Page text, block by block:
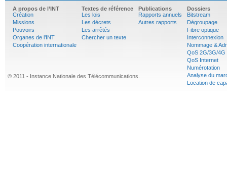
A propos de l’INT
Création
Missions
Pouvoirs
Organes de l’INT
Coopération internationale
Textes de référence
Les lois
Les décrets
Les arrêtés
Chercher un texte
Publications
Rapports annuels
Autres rapports
Dossiers
Bitstream
Dégroupage
Fibre optique
Interconnexion
Nommage &
QoS 2G/3G/4G
QoS Internet
Numérotation
Analyse du
Location de
© 2011 - Instance Nationale des Télécommunications.